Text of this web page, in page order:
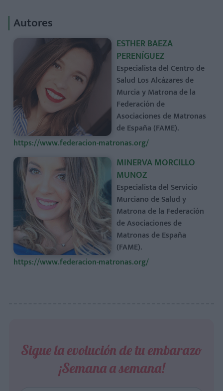
Autores
ESTHER BAEZA
PERENÍGUEZ
Especialista del Centro de
Salud Los Alcázares de
Murcia y Matrona de la
Federación de
Asociaciones de Matronas
de España (FAME).
https://www.federacion-matronas.org/
MINERVA MORCILLO
MUNOZ
Especialista del Servicio
Murciano de Salud y
Matrona de la Federación
de Asociaciones de
Matronas de España
(FAME).
https://www.federacion-matronas.org/
Sigue la evolución de tu embarazo
¡Semana a semana!